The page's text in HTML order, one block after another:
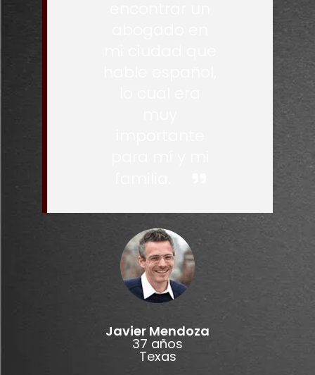
Javier Mendoza
37 años
Texas